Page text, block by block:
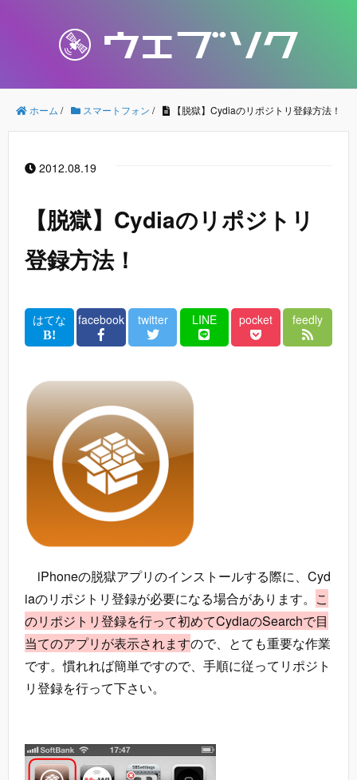
ホーム / スマートフォン / 【脱獄】Cydiaのリポジトリ登録方法！
2012.08.19
【脱獄】Cydiaのリポジトリ
登録方法！
はてな facebook twitter LINE pocket feedly
iPhoneの脱獄アプリのインストールする際に、Cyd
iaのリポジトリ登録が必要になる場合があります。 こ
のリポジトリ登録を行って初めてCydiaのSearchで目
当てのアプリが表示されますので、とても重要な作業
です。慣れれば簡単ですので、手順に従ってリポジト
リ登録を行って下さい。